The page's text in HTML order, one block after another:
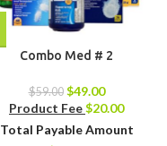
Combo Med # 2
$59.00 $49.00
Product Fee$20.00
Total Payable Amount